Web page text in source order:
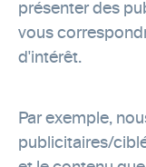
présenter des
vous
d'intérêt.
Par exemple,
publicitaires/